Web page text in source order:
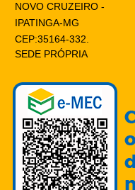
NOVO CRUZEIRO -
IPATINGA-MG
CEP:35164-332.
SEDE PRÓPRIA